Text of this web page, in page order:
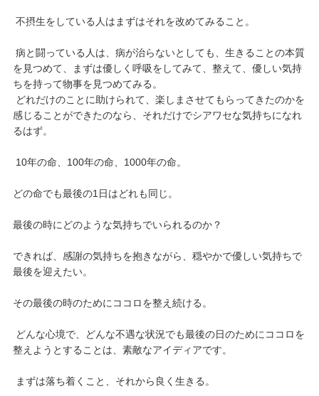
不摂生をしている人はまずはそれを改めてみること。
病と闘っている人は、病が治らないとしても、生きることの本質
を見つめて、まずは優しく呼吸をしてみて、整えて、優しい気持
ちを持って物事を見つめてみる。
どれだけのことに助けられて、楽しまさせてもらってきたのかを
感じることができたのなら、それだけでシアワセな気持ちになれ
るはず。
10年の命、100年の命、1000年の命。
どの命でも最後の1日はどれも同じ。
最後の時にどのような気持ちでいられるのか？
できれば、感謝の気持ちを抱きながら、穏やかで優しい気持ちで
最後を迎えたい。
その最後の時のためにココロを整え続ける。
どんな心境で、どんな不遇な状況でも最後の日のためにココロを
整えようとすることは、素敵なアイディアです。
まずは落ち着くこと、それから良く生きる。